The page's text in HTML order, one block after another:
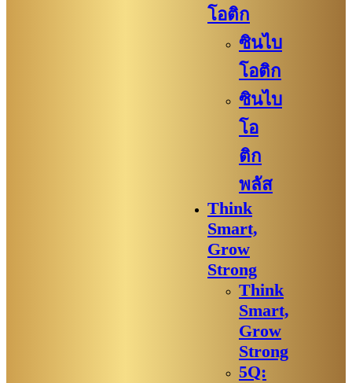
โอติก
ซินไบ
โอติก
ซินไบ
โอ
ติก
พลัส
Think
Smart,
Grow
Strong
Think
Smart,
Grow
Strong
5Q: